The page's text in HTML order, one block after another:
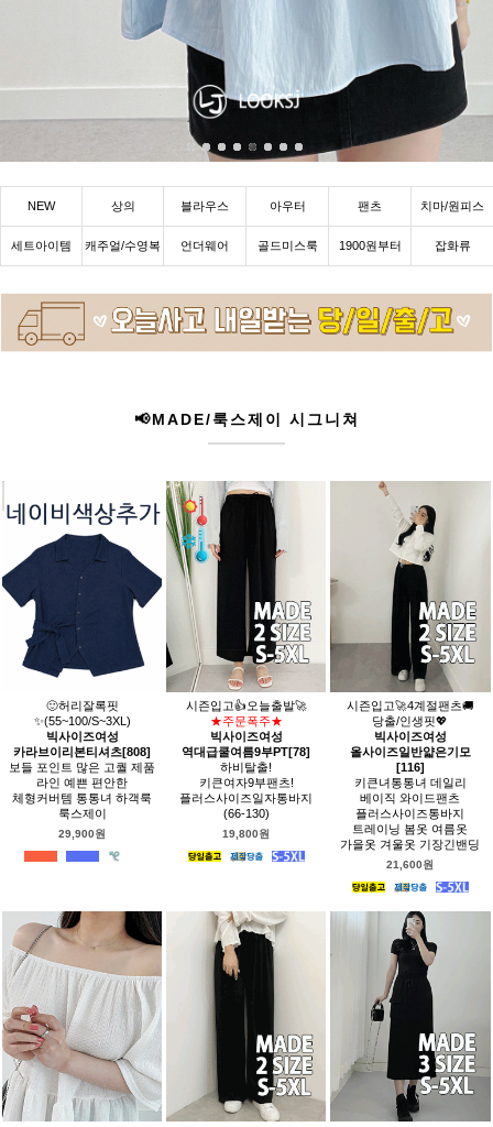
NEW 상의 블라우스 아우터 팬츠 치마/원피스
세트아이템 캐주얼/수영복 언더웨어 골드미스룩 1900원부터 잡화류
📢MADE/룩스제이 시그니쳐
🙂허리잘록핏
✨(55~100/S~3XL)
빅사이즈여성
카라브이리본티셔츠[808]
보들 포인트 많은 고퀄 제품
라인 예쁜 편안한
체형커버템 통통녀 하객룩
룩스제이
29,900원
시즌입고👍오늘출발🚀
★주문폭주★
빅사이즈여성
역대급쿨여름9부PT[78]
하비탈출!
키큰여자9부팬츠!
플러스사이즈일자통바지
(66-130)
19,800원
시즌입고🚀4계절팬츠🚚
당출/인생핏💖
빅사이즈여성
올사이즈일반얇은기모
[116]
키큰녀통통녀 데일리
베이직 와이드팬츠
플러스사이즈통바지
트레이닝 봄옷 여름옷
가을옷 겨울옷 기장긴밴딩
21,600원